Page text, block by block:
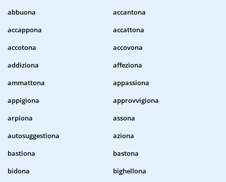
abbuona
accantona
accappona
accattona
accotona
accovona
addiziona
affeziona
ammattona
appassiona
appigiona
approvvigiona
arpiona
assona
autosuggestiona
aziona
bastiona
bastona
bidona
bighellona